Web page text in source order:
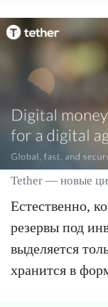
Tether — новые
Естественно,
резервы под
выделяется
хранится в